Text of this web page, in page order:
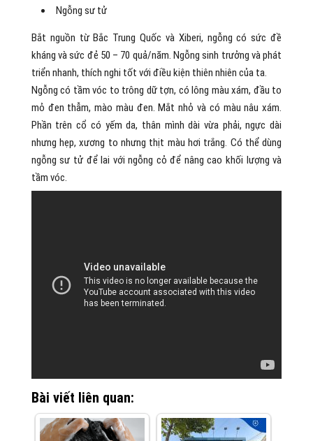
Ngỗng sư tử
Bắt nguồn từ Bắc Trung Quốc và Xiberi, ngỗng có sức đề
kháng và sức đẻ 50 – 70 quả/năm. Ngỗng sinh trưởng và phát
triển nhanh, thích nghi tốt với điều kiện thiên nhiên của ta.
Ngỗng có tầm vóc to trông dữ tợn, có lông màu xám, đầu to
mỏ đen thẫm, mào màu đen. Mắt nhỏ và có màu nâu xám.
Phần trên cổ có yếm da, thân mình dài vừa phải, ngực dài
nhưng hẹp, xương to nhưng thịt màu hơi trắng. Có thể dùng
ngỗng sư tử để lai với ngỗng cỏ để nâng cao khối lượng và
tầm vóc.
Bài viết liên quan: